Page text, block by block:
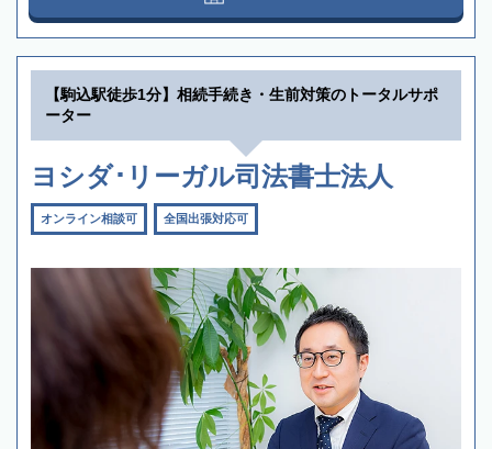
【駒込駅徒歩1分】相続手続き・生前対策のトータルサポ
ーター
ヨシダ･リーガル司法書士法人
オンライン相談可 全国出張対応可